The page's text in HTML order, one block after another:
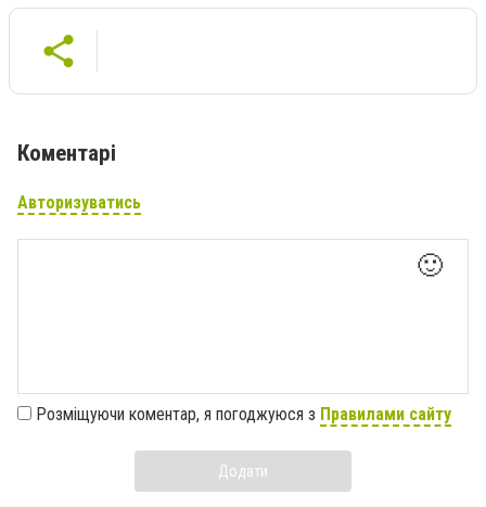
Коментарі
Авторизуватись
🙂
Розміщуючи коментар, я погоджуюся з Правилами сайту
Додати